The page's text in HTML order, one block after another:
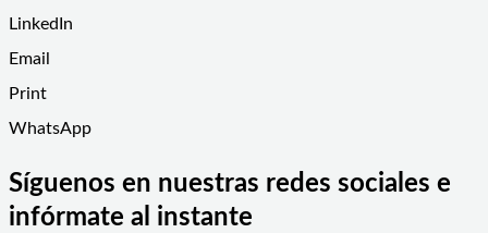
LinkedIn
Email
Print
WhatsApp
Síguenos en nuestras redes sociales e
infórmate al instante